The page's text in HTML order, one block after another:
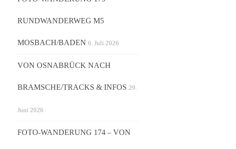
RUNDWANDERWEG M5
MOSBACH/BADEN 6. Juli 2026
VON OSNABRÜCK NACH
BRAMSCHE/TRACKS & INFOS 29.
Juni 2026
FOTO-WANDERUNG 174 – VON